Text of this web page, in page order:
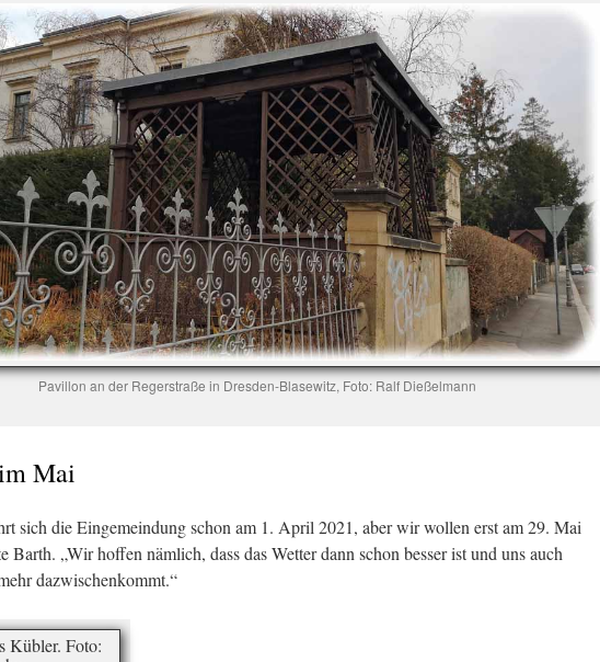
Pavillon an der Regerstraße in Dresden-Blasewitz, Foto: Ralf Dießelmann
Mai
sich die Eingemeindung schon am 1. April 2021, aber wir wollen erst am 29. Mai
Barth. „Wir hoffen nämlich, dass das Wetter dann schon besser ist und uns auch
dazwischenkommt.“